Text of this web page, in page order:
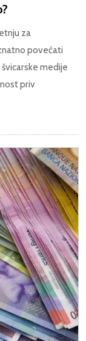
za
povećati
medije
priv